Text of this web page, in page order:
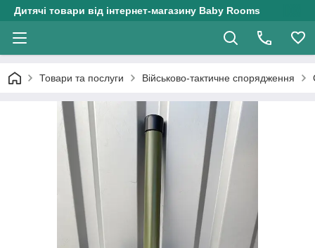
Дитячі товари від інтернет-магазину Baby Rooms
Товари та послуги Військово-тактичне спорядження